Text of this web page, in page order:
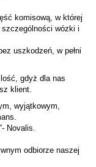
komisową, w której
wózki i
uszkodzeń, w pełni
gdyż dla nas
klient.
wyjątkowym,
Novalis.
odbiorze naszej